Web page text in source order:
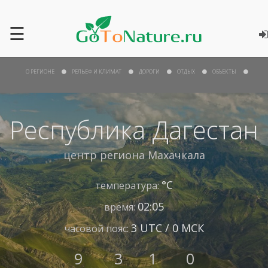
☰
Республика Дагестан
центр регионаМахачкала
температура:°С
время:02:05
часовой пояс:3 UTC / 0 МСК
9 3 1 0
О РЕГИОНЕ РЕЛЬЕФ И КЛИМАТ ДОРОГИ ОТДЫХ ОБЪЕКТЫ